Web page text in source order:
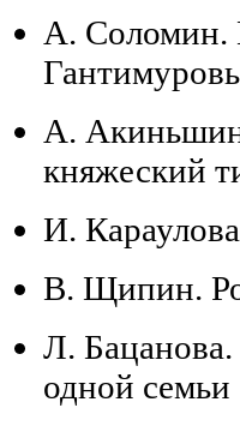
А. Соломин.
А.
княжеский
И.
В. Щипин.
Л. Бацанова.
одной семьи